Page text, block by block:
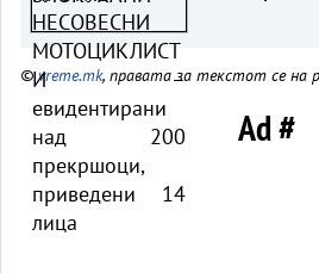
лица
©vreme.mk, правата за текстот се на
Ad #